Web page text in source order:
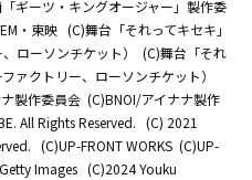
ギーツ・キングオージャー」製作委
・東映 (C)舞台「それってキセキ」
ローソンチケット）
(C)舞台「それ
ァクトリー、ローソンチケット）
製作委員会 (C)BNOI/アイナナ製作
All Rights Reserved. (C) 2021
(C)UP-FRONT WORKS (C)UP-
Images (C)2024 Youku